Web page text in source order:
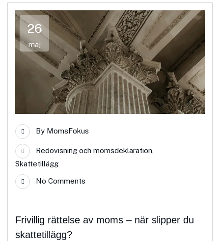
26
maj
By MomsFokus
Redovisning och momsdeklaration,
Skattetillägg
No Comments
Frivillig rättelse av moms – när slipper du
skattetillägg?